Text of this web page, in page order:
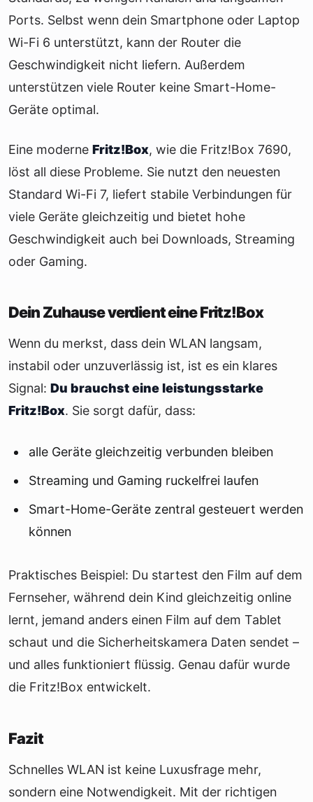
Ports. Selbst wenn dein Smartphone oder Laptop
Wi-Fi 6 unterstützt, kann der Router die
Geschwindigkeit nicht liefern. Außerdem
unterstützen viele Router keine Smart-Home-
Geräte optimal.
Eine moderne Fritz!Box, wie die Fritz!Box 7690,
löst all diese Probleme. Sie nutzt den neuesten
Standard Wi-Fi 7, liefert stabile Verbindungen für
viele Geräte gleichzeitig und bietet hohe
Geschwindigkeit auch bei Downloads, Streaming
oder Gaming.
Dein Zuhause verdient eine Fritz!Box
Wenn du merkst, dass dein WLAN langsam,
instabil oder unzuverlässig ist, ist es ein klares
Signal: Du brauchst eine leistungsstarke
Fritz!Box. Sie sorgt dafür, dass:
alle Geräte gleichzeitig verbunden bleiben
Streaming und Gaming ruckelfrei laufen
Smart-Home-Geräte zentral gesteuert werden
können
Praktisches Beispiel: Du startest den Film auf dem
Fernseher, während dein Kind gleichzeitig online
lernt, jemand anders einen Film auf dem Tablet
schaut und die Sicherheitskamera Daten sendet –
und alles funktioniert flüssig. Genau dafür wurde
die Fritz!Box entwickelt.
Fazit
Schnelles WLAN ist keine Luxusfrage mehr,
sondern eine Notwendigkeit. Mit der richtigen